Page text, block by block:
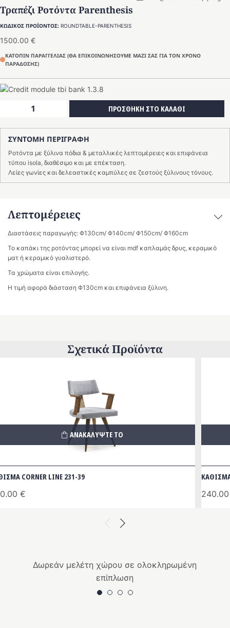
Τραπέζι Ροτόντα Parenthesis
ΚΩΔΙΚΟΣ ΠΡΟΪΟΝΤΟΣ: ROUNDTABLE-PARENTHESIS
1500.00 €
ΚΑΤΟΠΙΝ ΠΑΡΑΓΓΕΛΙΑΣ (ΘΑ ΕΠΙΚΟΙΝΩΝΗΣΟΥΜΕ ΜΑΖΙ ΣΑΣ ΓΙΑ ΤΟΝ ΧΡΟΝΟ
ΠΑΡΑΔΟΣΗΣ)
Parenthesis
ποσότητα
ΠΡΟΣΘΗΚΗ ΣΤΟ ΚΑΛΑΘΙ
ΣΥΝΤΟΜΗ ΠΕΡΙΓΡΑΦΗ
Ροτόντα με ξύλινα πόδια & μεταλλικές λεπτομέρειες και επιφάνεια
τύπου isola, διαθέσιμο και με επέκταση.
Λείες γωνίες και δελεαστικές καμπύλες σε ζεστούς ξύλινους τόνους.
Λεπτομέρειες
Διαστάσεις παραγωγής: Φ130cm/ Φ140cm/ Φ150cm/ Φ160cm
Το καπάκι της ροτόντας μπορεί να είναι mdf καπλαμάς δρυς, κεραμικό
ματ ή κεραμικό γυαλιστερό.
Τα χρώματα είναι επιλογής.
Η τιμή αφορά διάσταση Φ130cm και επιφάνεια ξύλινη.
Σχετικά Προϊόντα
Previous
CORNER LINE 231-39
€
ΑΝΑΚΑΛΥΨΤΕ ΤΟ
ΚΑΘΙΣΜΑ
Next
Δωρεάν μελέτη χώρου σε ολοκληρωμένη
επίπλωση